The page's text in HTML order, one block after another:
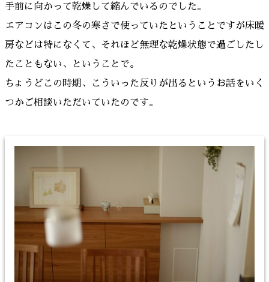
手前に向かって乾燥して縮んでいるのでした。
エアコンはこの冬の寒さで使っていたということですが床暖
房などは特になくて、それほど無理な乾燥状態で過ごしたし
たこともない、ということで。
ちょうどこの時期、こういった反りが出るというお話をいく
つかご相談いただいていたのです。